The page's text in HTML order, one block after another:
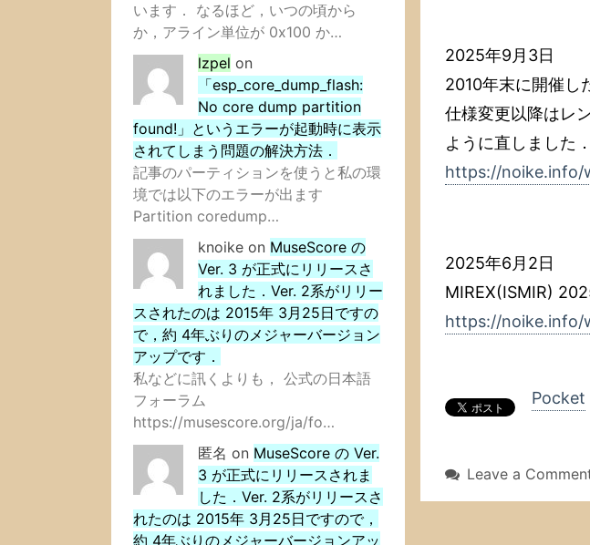
2025年9月3日
2010年末に開催し
仕様変更以降はレ
ように直しました
https://noike.info/
2025年6月2日
MIREX(ISMIR)
https://noike.info/
Pocket
Leave a
います． なるほど，いつの頃から
か，アライン単位が 0x100 か…
lzpel on
「esp_core_dump_flash:
No core dump partition
found!」というエラーが起動時に表示
されてしまう問題の解決方法．
記事のパーティションを使うと私の環
境では以下のエラーが出ます
Partition coredump…
knoike on MuseScore の
Ver. 3 が正式にリリースさ
れました．Ver. 2系がリリー
スされたのは 2015年 3月25日ですの
で，約 4年ぶりのメジャーバージョン
アップです．
私などに訊くよりも， 公式の日本語
フォーラム
https://musescore.org/ja/fo…
匿名 on MuseScore の Ver.
3 が正式にリリースされま
した．Ver. 2系がリリースさ
れたのは 2015年 3月25日ですので，
約 4年ぶりのメジャーバージョンアッ